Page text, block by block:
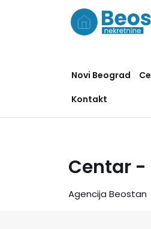
Novi Beograd
Kontakt
Centar -
Agencija Beostan